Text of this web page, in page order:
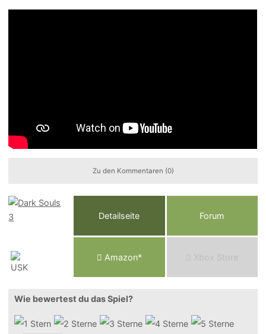
Zu den Kommentaren (0)
Detailseite Forum
Amazon* Xbox Store
Wie bewertest du das Spiel?